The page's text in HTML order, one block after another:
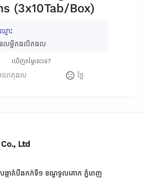
(3x10Tab/Box)
មោះ
នលម្អិតផលិតផល
ឃើញតម្លៃនេះទេ?
េតុផល ថ្លៃ
Ltd
ង្កាត់់បឹងកក់ទី១ ខណ្ឌទួលគោក ភ្នំពេញ